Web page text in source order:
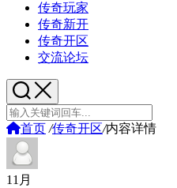
传奇玩家
传奇新开
传奇开区
交流论坛
首页 /传奇开区/内容详情
11月